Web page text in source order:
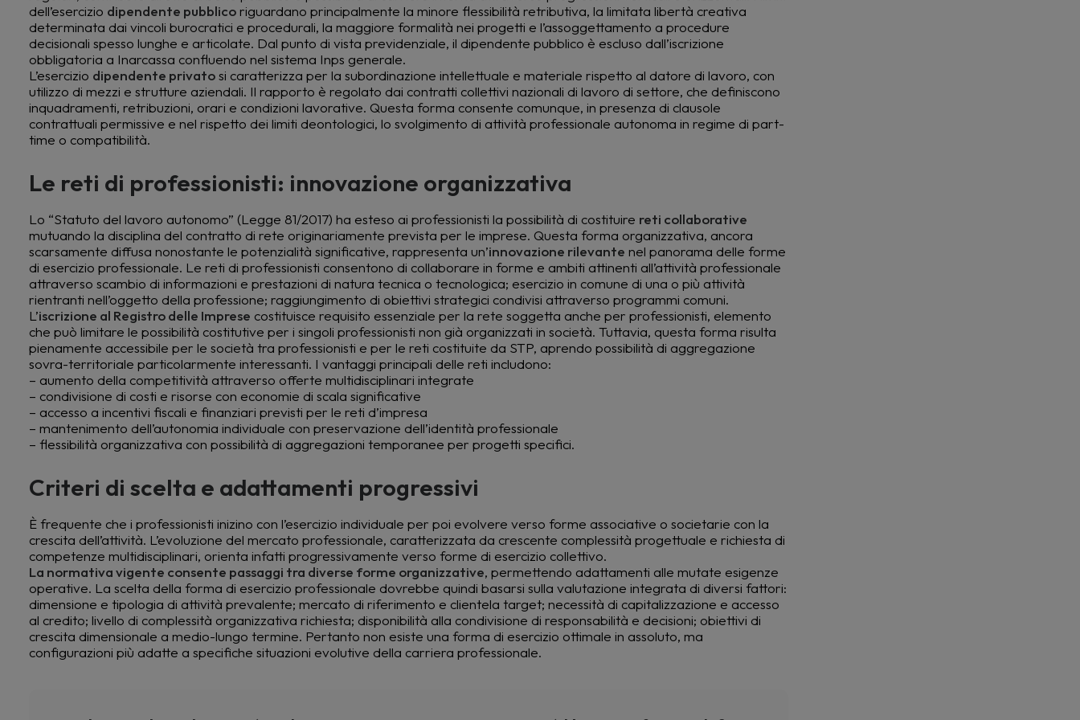
dell’esercizio dipendente pubblicoriguardano principalmente la minore flessibilità retributiva, la limitata libertà creativa
determinata dai vincoli burocratici e procedurali, la maggiore formalità nei progetti e l’assoggettamento a procedure
decisionali spesso lunghe e articolate. Dal punto di vista previdenziale, il dipendente pubblico è escluso dall’iscrizione
obbligatoria a Inarcassa confluendo nel sistema Inps generale.
L’esercizio dipendente privatosi caratterizza per la subordinazione intellettuale e materiale rispetto al datore di lavoro, con
utilizzo di mezzi e strutture aziendali. Il rapporto è regolato dai contratti collettivi nazionali di lavoro di settore, che definiscono
inquadramenti, retribuzioni, orari e condizioni lavorative. Questa forma consente comunque, in presenza di clausole
contrattuali permissive e nel rispetto dei limiti deontologici, lo svolgimento di attività professionale autonoma in regime di part-
time o compatibilità.
Le reti di professionisti: innovazione organizzativa
Lo “Statuto del lavoro autonomo” (Legge 81/2017) ha esteso ai professionisti la possibilità di costituire reti collaborative
mutuando la disciplina del contratto di rete originariamente prevista per le imprese. Questa forma organizzativa, ancora
scarsamente diffusa nonostante le potenzialità significative, rappresenta un’innovazione rilevante nel panorama delle forme
di esercizio professionale. Le reti di professionisti consentono di collaborare in forme e ambiti attinenti all’attività professionale
attraverso scambio di informazioni e prestazioni di natura tecnica o tecnologica; esercizio in comune di una o più attività
rientranti nell’oggetto della professione; raggiungimento di obiettivi strategici condivisi attraverso programmi comuni.
L’iscrizione al Registro delle Imprese costituisce requisito essenziale per la rete soggetta anche per professionisti, elemento
che può limitare le possibilità costitutive per i singoli professionisti non già organizzati in società. Tuttavia, questa forma risulta
pienamente accessibile per le società tra professionisti e per le reti costituite da STP, aprendo possibilità di aggregazione
sovra-territoriale particolarmente interessanti. I vantaggi principali delle reti includono:
– aumento della competitività attraverso offerte multidisciplinari integrate
– condivisione di costi e risorse con economie di scala significative
– accesso a incentivi fiscali e finanziari previsti per le reti d’impresa
– mantenimento dell’autonomia individuale con preservazione dell’identità professionale
– flessibilità organizzativa con possibilità di aggregazioni temporanee per progetti specifici.
Criteri di scelta e adattamenti progressivi
È frequente che i professionisti inizino con l’esercizio individuale per poi evolvere verso forme associative o societarie con la
crescita dell’attività. L’evoluzione del mercato professionale, caratterizzata da crescente complessità progettuale e richiesta di
competenze multidisciplinari, orienta infatti progressivamente verso forme di esercizio collettivo.
La normativa vigente consente passaggi tra diverse forme organizzative, permettendo adattamenti alle mutate esigenze
operative. La scelta della forma di esercizio professionale dovrebbe quindi basarsi sulla valutazione integrata di diversi fattori:
dimensione e tipologia di attività prevalente; mercato di riferimento e clientela target; necessità di capitalizzazione e accesso
al credito; livello di complessità organizzativa richiesta; disponibilità alla condivisione di responsabilità e decisioni; obiettivi di
crescita dimensionale a medio-lungo termine. Pertanto non esiste una forma di esercizio ottimale in assoluto, ma
configurazioni più adatte a specifiche situazioni evolutive della carriera professionale.